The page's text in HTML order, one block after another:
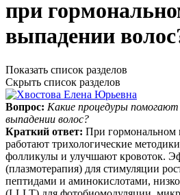
при
выпадении
Показать список разделов
Скрыть список разделов
Вопрос: Какие процедуры помогают
выпадении волос?
Краткий ответ: При гормональном
работают трихологические
фолликулы и улучшают кровоток.
(плазмотерапия) для стимуляции
пептидами и аминокислотами,